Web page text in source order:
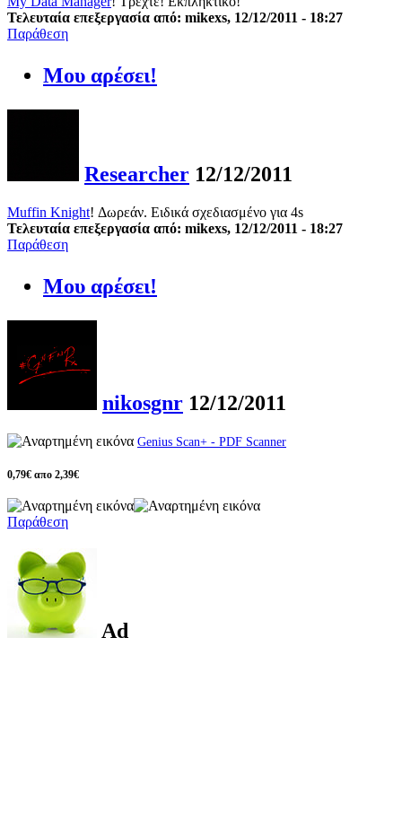
Τελευταία επεξεργασία από: mikexs, 12/12/2011 - 18:27
Παράθεση
Μου αρέσει!
Researcher 12/12/2011
Muffin Knight! Δωρεάν. Ειδικά σχεδιασμένο για 4s
Τελευταία επεξεργασία από: mikexs, 12/12/2011 - 18:27
Παράθεση
Μου αρέσει!
nikosgnr 12/12/2011
Genius Scan+ - PDF Scanner
0,79€ απο 2,39€
Παράθεση
Ad